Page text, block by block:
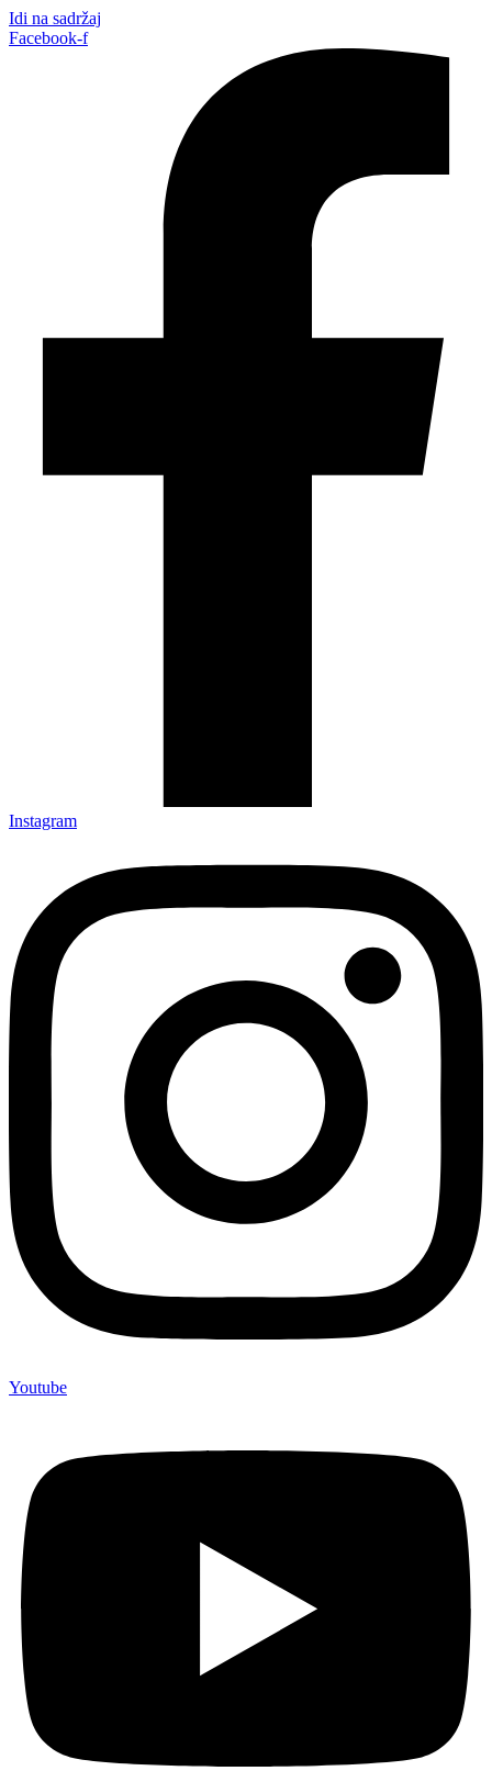
Idi na sadržaj
Facebook-f
Instagram
Youtube